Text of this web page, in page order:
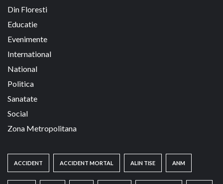
Din Floresti
Educatie
Evenimente
International
National
Politica
Sanatate
Social
Zona Metropolitana
ACCIDENT ACCIDENT MORTAL ALIN TISE ANM